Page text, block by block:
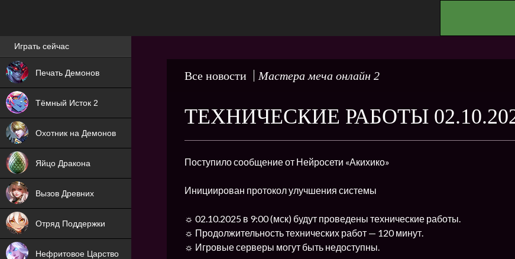
Все новости Мастера меча онлайн 2
ТЕХНИЧЕСКИЕ РАБОТЫ
Поступило сообщение от Нейросети «Акихико»
Инициирован протокол улучшения системы
☼ 02.10.2025 в 9:00 (мск) будут проведены технические работы.
☼ Продолжительность технических работ — 120 минут.
☼ Игровые серверы могут быть недоступны.
Лучшие игры онлайн
Играть сейчас
Печать Демонов
NEW
Тёмный Исток 2
NEW
Охотник на Демонов
ХИТ
Яйцо Дракона
NEW
Вызов Древних
ХИТ
Отряд Поддержки
ХИТ
Нефритовое Царство